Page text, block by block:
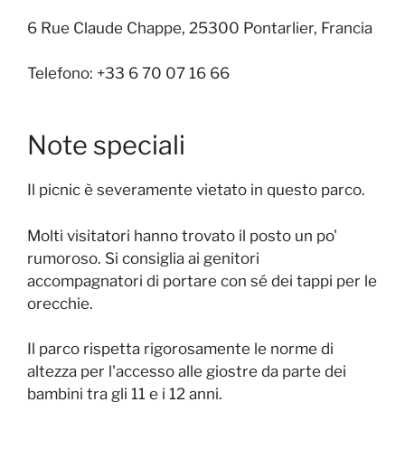
6 Rue Claude Chappe, 25300 Pontarlier, Francia
Telefono: +33 6 70 07 16 66
Note speciali
Il picnic è severamente vietato in questo parco.
Molti visitatori hanno trovato il posto un po'
rumoroso. Si consiglia ai genitori
accompagnatori di portare con sé dei tappi per le
orecchie.
Il parco rispetta rigorosamente le norme di
altezza per l'accesso alle giostre da parte dei
bambini tra gli 11 e i 12 anni.